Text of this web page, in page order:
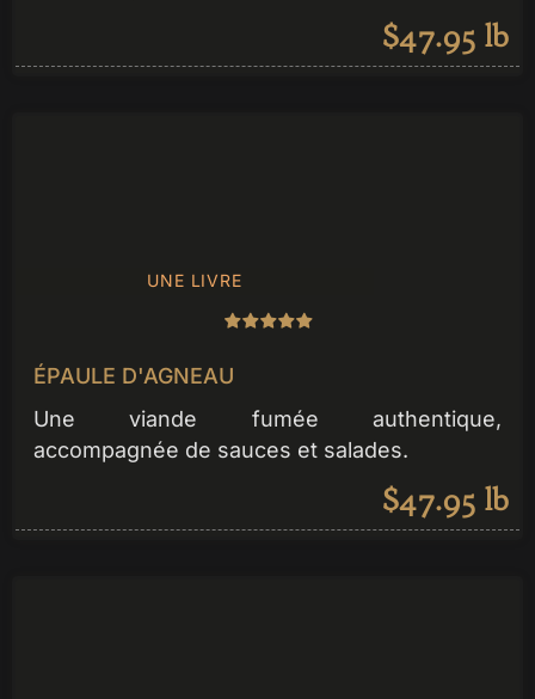
$47.95 lb
UNE LIVRE
ÉPAULE D'AGNEAU
Une viande fumée authentique,
accompagnée de sauces et salades.
$47.95 lb